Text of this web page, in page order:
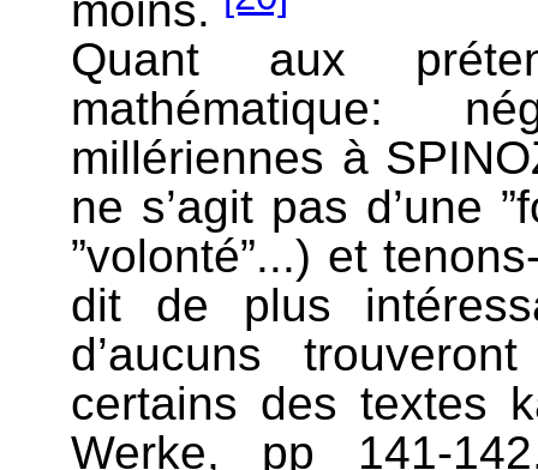
Quant aux
mathématique:
millériennes à
ne s’agit pas d’une
”volonté”...) et
dit de plus
d’aucuns
certains des textes
Werke, pp 141-